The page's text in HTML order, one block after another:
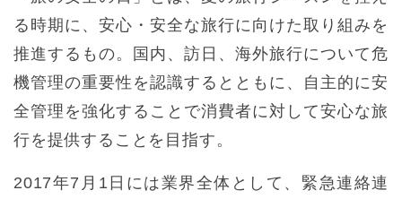
る時期に、安心・安全な旅行に向けた取り組みを
推進するもの。国内、訪日、海外旅行について危
機管理の重要性を認識するとともに、自主的に安
全管理を強化することで消費者に対して安心な旅
行を提供することを目指す。
2017年7月1日には業界全体として、緊急連絡連